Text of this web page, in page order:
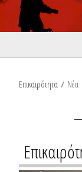
Επικαιρότητα / Νέα